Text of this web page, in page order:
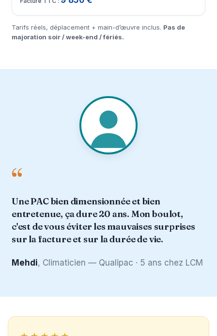
Tarifs réels, déplacement + main-d’œuvre inclus. Pas de
majoration soir / week-end / fériés.
“
Une PAC bien dimensionnée et bien
entretenue, ça dure 20 ans. Mon boulot,
c'est de vous éviter les mauvaises surprises
sur la facture et sur la durée de vie.
Mehdi, Climaticien — Qualipac · 5 ans chez LCM